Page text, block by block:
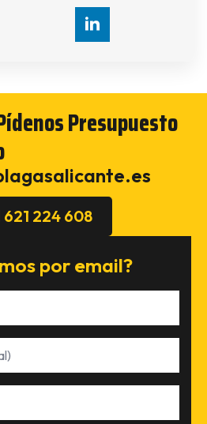
Presupuesto
224 608
por email?